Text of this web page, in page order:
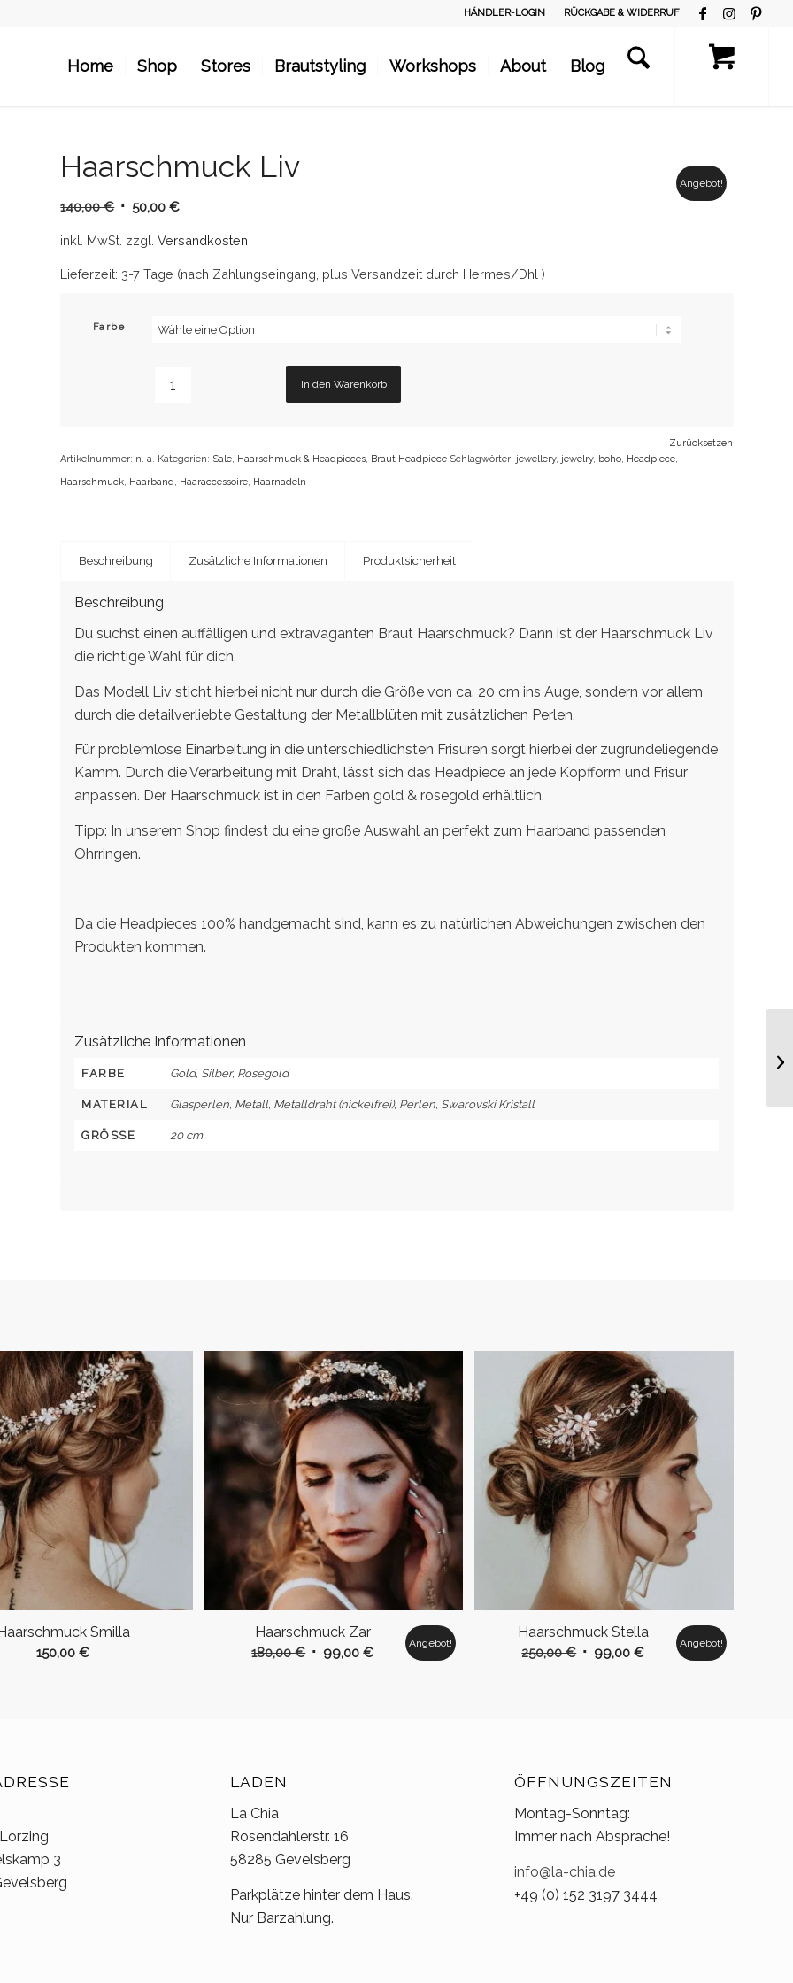
HÄNDLER-LOGIN RÜCKGABE & WIDERRUF
Home Shop Stores Brautstyling Workshops About Blog
Angebot!
Haarschmuck Liv
140,00€ Ursprünglicher
war:
140,00 €
50,00€Aktueller
ist:
50,00 €.
inkl. MwSt. zzgl.Versandkosten
Lieferzeit: 3-7 Tage (nach Zahlungseingang, plus Versandzeit durch Hermes/Dhl )
Farbe
Zurücksetzen
In den Warenkorb
Artikelnummer: n. a. Kategorien: Sale, Haarschmuck & Headpieces, Braut Headpiece Schlagwörter: jewellery, jewelry, boho, Headpiece,
Haarschmuck, Haarband, Haaraccessoire, Haarnadeln
Beschreibung Zusätzliche Informationen Produktsicherheit
Beschreibung
Du suchst einen auffälligen und extravaganten Braut Haarschmuck? Dann ist der Haarschmuck Liv
die richtige Wahl für dich.
Das Modell Liv sticht hierbei nicht nur durch die Größe von ca. 20 cm ins Auge, sondern vor allem
durch die detailverliebte Gestaltung der Metallblüten mit zusätzlichen Perlen.
Für problemlose Einarbeitung in die unterschiedlichsten Frisuren sorgt hierbei der zugrundeliegende
Kamm. Durch die Verarbeitung mit Draht, lässt sich das Headpiece an jede Kopfform und Frisur
anpassen. Der Haarschmuck ist in den Farben gold & rosegold erhältlich.
Tipp: In unserem Shop findest du eine große Auswahl an perfekt zum Haarband passenden
Ohrringen.
Da die Headpieces 100% handgemacht sind, kann es zu natürlichen Abweichungen zwischen den
Produkten kommen.
Zusätzliche Informationen
FARBE Gold, Silber, Rosegold
MATERIAL Glasperlen, Metall, Metalldraht (nickelfrei), Perlen, Swarovski Kristall
GRÖSSE 20 cm
Haarschmuck Smilla
150,00€
Haarschmuck Zar
180,00€ Ursprünglicher
99,00€AktuellerAngebot!
Haarschmuck Stella
250,00€ Ursprünglicher
99,00€AktuellerAngebot!
3
LADEN
La Chia
Rosendahlerstr. 16
58285 Gevelsberg
Parkplätze hinter dem Haus.
Nur Barzahlung.
ÖFFNUNGSZEITEN
Montag-Sonntag:
Immer nach Absprache!
info@la-chia.de
+49 (0) 152 3197 3444